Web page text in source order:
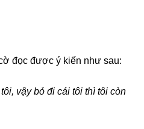
đọc được ý kiến như sau:
vậy bỏ đi cái tôi thì tôi còn